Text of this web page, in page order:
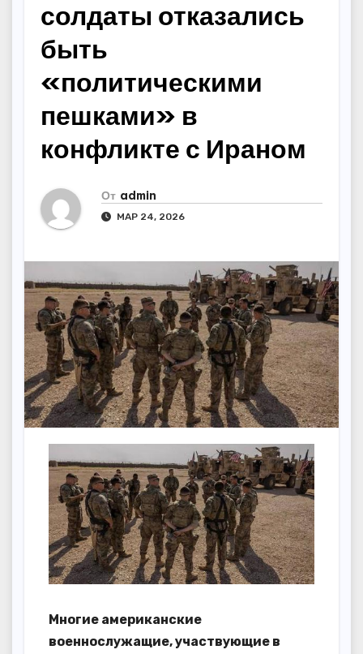
солдаты отказались
быть
«политическими
пешками» в
конфликте с Ираном
От admin
МАР 24, 2026
Многие американские
военнослужащие, участвующие в